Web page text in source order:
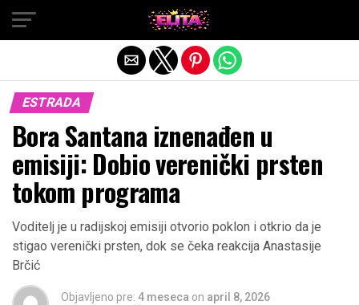
ESTRADA
Bora Santana iznenađen u
emisiji: Dobio verenički prsten
tokom programa
Voditelj je u radijskoj emisiji otvorio poklon i otkrio da je
stigao verenički prsten, dok se čeka reakcija Anastasije
Brčić
Objavljeno pre: 4 meseca on april 8, 2026
Exit mobile version